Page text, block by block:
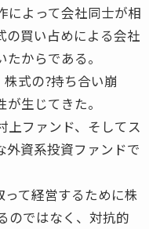
によって会社同士が相
の買い占めによる会社
からである。
式の?持ち合い崩
生じてきた。
上ファンド、そしてス
外資系投資ファンドで
て経営するために株
のではなく、対抗的